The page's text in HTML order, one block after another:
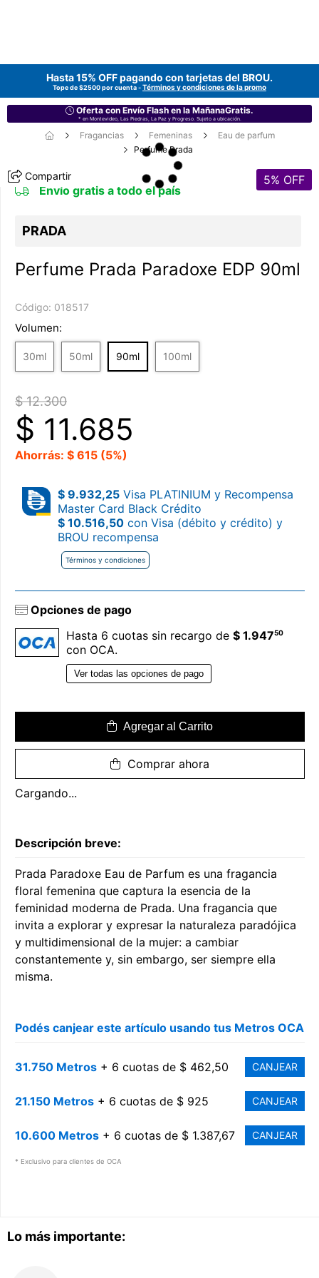
Hasta 15% OFF pagando con tarjetas del BROU.
Tope de $2500 por cuenta -Términos y condiciones de la promo
Oferta con Envío Flash en la MañanaGratis.
* en Montevideo, Las Piedras, La Paz y Progreso. Sujeto a ubicación.
Fragancias Femeninas
Eau de parfum
Perfume Prada
Compartir 5% OFF
Lo más importante:
Envío gratis a todo el país
PRADA
Perfume Prada Paradoxe EDP 90ml
Código: 018517
Volumen:
30ml 50ml 90ml 100ml
$ 12.300
$ 11.685
Ahorrás: $ 615 (5%)
$ 9.932,25 Visa PLATINIUM y Recompensa
Master Card Black Crédito
$ 10.516,50 con Visa (débito y crédito) y
BROU recompensa
Términos y condiciones
Opciones de pago
Hasta 6 cuotas sin recargo de $ 1.94750
con OCA.
Ver todas las opciones de pago
Agregar al Carrito
Comprar ahora
Cargando...
Descripción breve:
Prada Paradoxe Eau de Parfum es una fragancia
floral femenina que captura la esencia de la
feminidad moderna de Prada. Una fragancia que
invita a explorar y expresar la naturaleza paradójica
y multidimensional de la mujer: a cambiar
constantemente y, sin embargo, ser siempre ella
misma.
Podés canjear este artículo usando tus Metros OCA
31.750 Metros + 6 cuotas de $ 462,50 CANJEAR
21.150 Metros + 6 cuotas de $ 925 CANJEAR
10.600 Metros + 6 cuotas de $ 1.387,67 CANJEAR
* Exclusivo para clientes de OCA